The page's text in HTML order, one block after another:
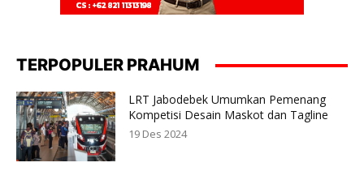
TERPOPULER PRAHUM
LRT Jabodebek Umumkan Pemenang
Kompetisi Desain Maskot dan Tagline
19 Des 2024